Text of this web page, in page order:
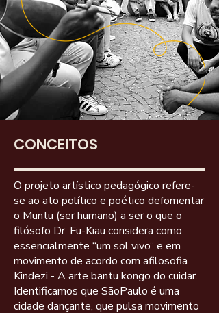
CONCEITOS
O projeto artístico pedagógico refere-
se ao ato político e poético defomentar
o Muntu (ser humano) a ser o que o
filósofo Dr. Fu-Kiau considera como
essencialmente “um sol vivo” e em
movimento de acordo com afilosofia
Kindezi - A arte bantu kongo do cuidar.
Identificamos que SãoPaulo é uma
cidade dançante, que pulsa movimento